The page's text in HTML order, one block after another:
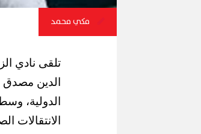
مكي محمد
تلقى نادي
الدين
الدولية،
الانتقالات